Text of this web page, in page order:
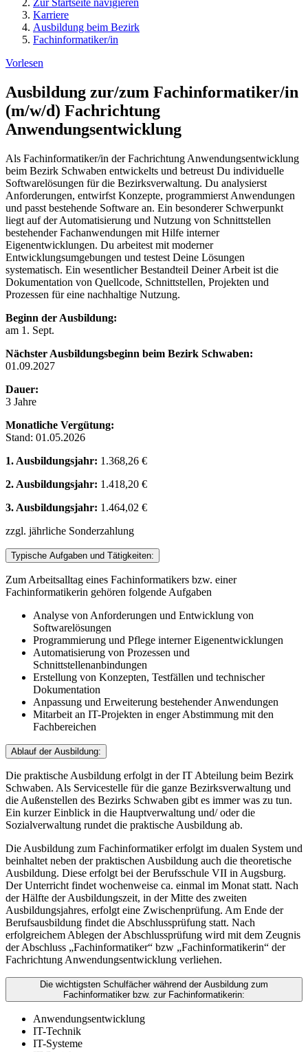
Zur Startseite navigieren
Karriere
Ausbildung beim Bezirk
Fachinformatiker/in
Vorlesen
Ausbildung zur/zum Fachinformatiker/in
(m/w/d) Fachrichtung
Anwendungsentwicklung
Als Fachinformatiker/in der Fachrichtung Anwendungsentwicklung
beim Bezirk Schwaben entwickelts und betreust Du individuelle
Softwarelösungen für die Bezirksverwaltung. Du analysierst
Anforderungen, entwirfst Konzepte, programmierst Anwendungen
und passt bestehende Software an. Ein besonderer Schwerpunkt
liegt auf der Automatisierung und Nutzung von Schnittstellen
bestehender Fachanwendungen mit Hilfe interner
Eigenentwicklungen. Du arbeitest mit moderner
Entwicklungsumgebungen und testest Deine Lösungen
systematisch. Ein wesentlicher Bestandteil Deiner Arbeit ist die
Dokumentation von Quellcode, Schnittstellen, Projekten und
Prozessen für eine nachhaltige Nutzung.
Beginn der Ausbildung:
am 1. Sept.
Nächster Ausbildungsbeginn beim Bezirk Schwaben:
01.09.2027
Dauer:
3 Jahre
Monatliche Vergütung:
Stand: 01.05.2026
1. Ausbildungsjahr: 1.368,26 €
2. Ausbildungsjahr: 1.418,20 €
3. Ausbildungsjahr: 1.464,02 €
zzgl. jährliche Sonderzahlung
Typische Aufgaben und Tätigkeiten:
Zum Arbeitsalltag eines Fachinformatikers bzw. einer
Fachinformatikerin gehören folgende Aufgaben
Analyse von Anforderungen und Entwicklung von
Softwarelösungen
Programmierung und Pflege interner Eigenentwicklungen
Automatisierung von Prozessen und
Schnittstellenanbindungen
Erstellung von Konzepten, Testfällen und technischer
Dokumentation
Anpassung und Erweiterung bestehender Anwendungen
Mitarbeit an IT-Projekten in enger Abstimmung mit den
Fachbereichen
Ablauf der Ausbildung:
Die praktische Ausbildung erfolgt in der IT Abteilung beim Bezirk
Schwaben. Als Servicestelle für die ganze Bezirksverwaltung und
die Außenstellen des Bezirks Schwaben gibt es immer was zu tun.
Ein kurzer Einblick in die Hauptverwaltung und/ oder die
Sozialverwaltung rundet die praktische Ausbildung ab.
Die Ausbildung zum Fachinformatiker erfolgt im dualen System und
beinhaltet neben der praktischen Ausbildung auch die theoretische
Ausbildung. Diese erfolgt bei der Berufsschule VII in Augsburg.
Der Unterricht findet wochenweise ca. einmal im Monat statt. Nach
der Hälfte der Ausbildungszeit, in der Mitte des zweiten
Ausbildungsjahres, erfolgt eine Zwischenprüfung. Am Ende der
Berufsausbildung findet die Abschlussprüfung statt. Nach
erfolgreichem Ablegen der Abschlussprüfung wird mit dem Zeugnis
der Abschluss „Fachinformatiker“ bzw „Fachinformatikerin“ der
Fachrichtung Anwendungsentwicklung verliehen.
Die wichtigsten Schulfächer während der Ausbildung zum
Fachinformatiker bzw. zur Fachinformatikerin:
Anwendungsentwicklung
IT-Technik
IT-Systeme